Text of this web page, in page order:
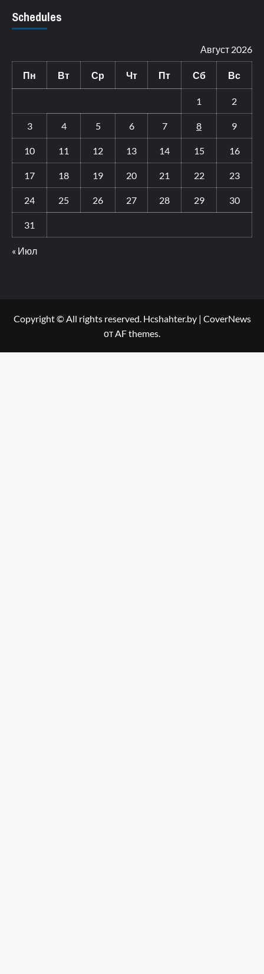
Schedules
Август 2026
Пн Вт Ср Чт Пт Сб Вс
1 2
3 4 5 6 7 8 9
10 11 12 13 14 15 16
17 18 19 20 21 22 23
24 25 26 27 28 29 30
31
« Июл
Copyright © All rights reserved. Hcshahter.by | CoverNews
от AF themes.